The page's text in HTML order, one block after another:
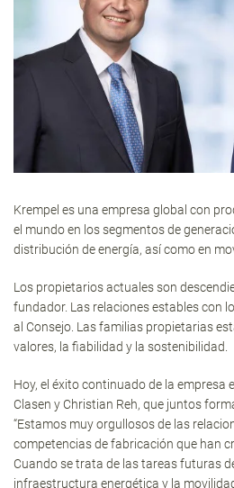
Krempel es una empresa global con
el mundo en los segmentos de
distribución de energía, así como en
Los propietarios actuales son
fundador. Las relaciones estables con
al Consejo. Las familias propietarias
valores, la fiabilidad y la sostenibilidad.
Hoy, el éxito continuado de la empresa
Clasen y Christian Reh, que juntos
“Estamos muy orgullosos de las
competencias de fabricación que han
Cuando se trata de las tareas futuras
infraestructura energética y la